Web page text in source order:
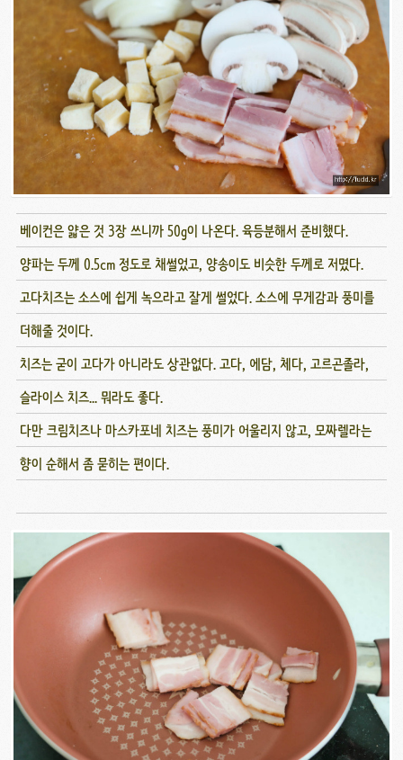
베이컨은 얇은 것 3장 쓰니까 50g이 나온다. 육등분해서 준비했다.
양파는 두께 0.5cm 정도로 채썰었고, 양송이도 비슷한 두께로 저몄다.
고다치즈는 소스에 쉽게 녹으라고 잘게 썰었다. 소스에 무게감과 풍미를
더해줄 것이다.
치즈는 굳이 고다가 아니라도 상관없다. 고다, 에담, 체다, 고르곤졸라,
슬라이스 치즈... 뭐라도 좋다.
다만 크림치즈나 마스카포네 치즈는 풍미가 어울리지 않고, 모짜렐라는
향이 순해서 좀 묻히는 편이다.